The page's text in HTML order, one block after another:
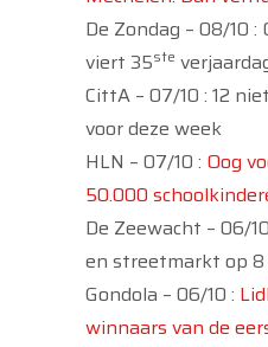
De Zondag – 08/10
viert 35ste
CittA – 07/10 : 12
voor deze week
HLN – 07/10 : Oog
50.000
De Zeewacht – 06/
en streetmarkt op
Gondola – 06/10 :
winnaars van de